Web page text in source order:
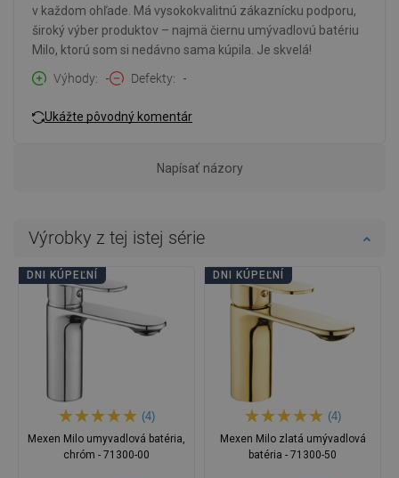
v každom ohľade. Má vysokokvalitnú zákaznícku podporu,
široký výber produktov – najmä čiernu umývadlovú batériu
Milo, ktorú som si nedávno sama kúpila. Je skvelá!
Výhody
- Defekty -
Ukážte pôvodný komentár
Napísať názory
Výrobky z tej istej série
DNI KÚPEĽNÍ
(4)
Mexen Milo umyvadlová batéria,
chróm - 71300-00
DNI KÚPEĽNÍ
(4)
Mexen Milo zlatá umývadlová
batéria - 71300-50